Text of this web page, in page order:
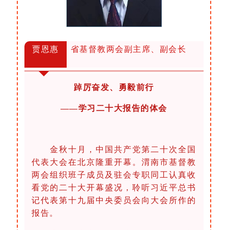
贾恩惠 省基督教两会副主席、副会长
踔厉奋发、勇毅前行
——学习二十大报告的体会
金秋十月，中国共产党第二十次全国
代表大会在北京隆重开幕。渭南市基督教
两会组织班子成员及驻会专职同工认真收
看党的二十大开幕盛况，聆听习近平总书
记代表第十九届中央委员会向大会所作的
报告。